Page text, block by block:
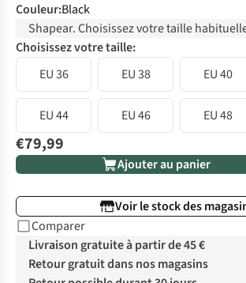
Couleur:Black
Shapear. Choisissez votre taille
Choisissez votre taille:
EU 36
EU 38 EU 40
EU 44 EU 46 EU 48
€79,99
Ajouter au panier
Voir le stock des
Comparer
Livraison gratuite à partir de 45 €
Retour gratuit dans nos magasins